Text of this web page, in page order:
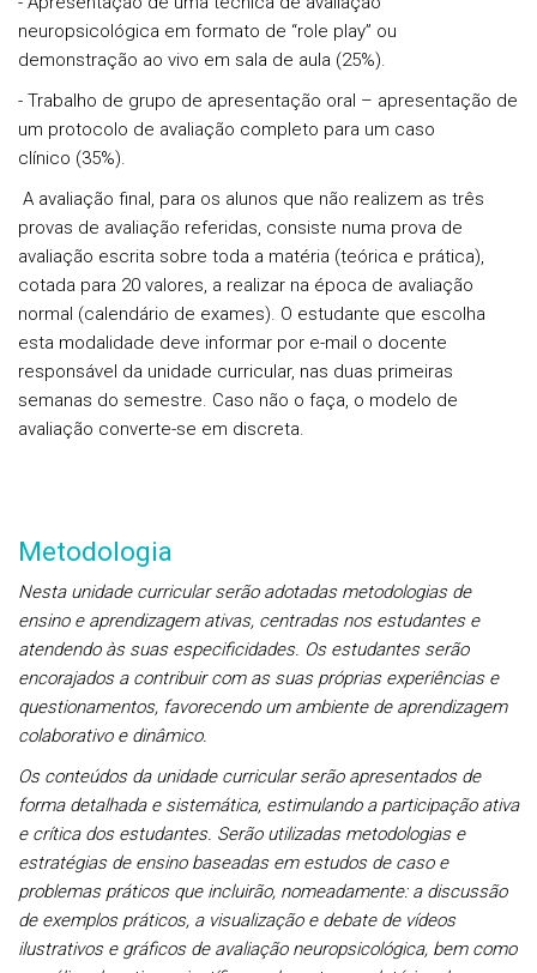
neuropsicológica em formato de “role play” ou
demonstração ao vivo em sala de aula (25%).
- Trabalho de grupo de apresentação oral – apresentação de
um protocolo de avaliação completo para um caso
clínico (35%).
A avaliação final, para os alunos que não realizem as três
provas de avaliação referidas, consiste numa prova de
avaliação escrita sobre toda a matéria (teórica e prática),
cotada para 20 valores, a realizar na época de avaliação
normal (calendário de exames). O estudante que escolha
esta modalidade deve informar por e-mail o docente
responsável da unidade curricular, nas duas primeiras
semanas do semestre. Caso não o faça, o modelo de
avaliação converte-se em discreta.
Metodologia
Nesta unidade curricular serão adotadas metodologias de
ensino e aprendizagem ativas, centradas nos estudantes e
atendendo às suas especificidades. Os estudantes serão
encorajados a contribuir com as suas próprias experiências e
questionamentos, favorecendo um ambiente de aprendizagem
colaborativo e dinâmico.
Os conteúdos da unidade curricular serão apresentados de
forma detalhada e sistemática, estimulando a participação ativa
e crítica dos estudantes. Serão utilizadas metodologias e
estratégias de ensino baseadas em estudos de caso e
problemas práticos que incluirão, nomeadamente: a discussão
de exemplos práticos, a visualização e debate de vídeos
ilustrativos e gráficos de avaliação neuropsicológica, bem como